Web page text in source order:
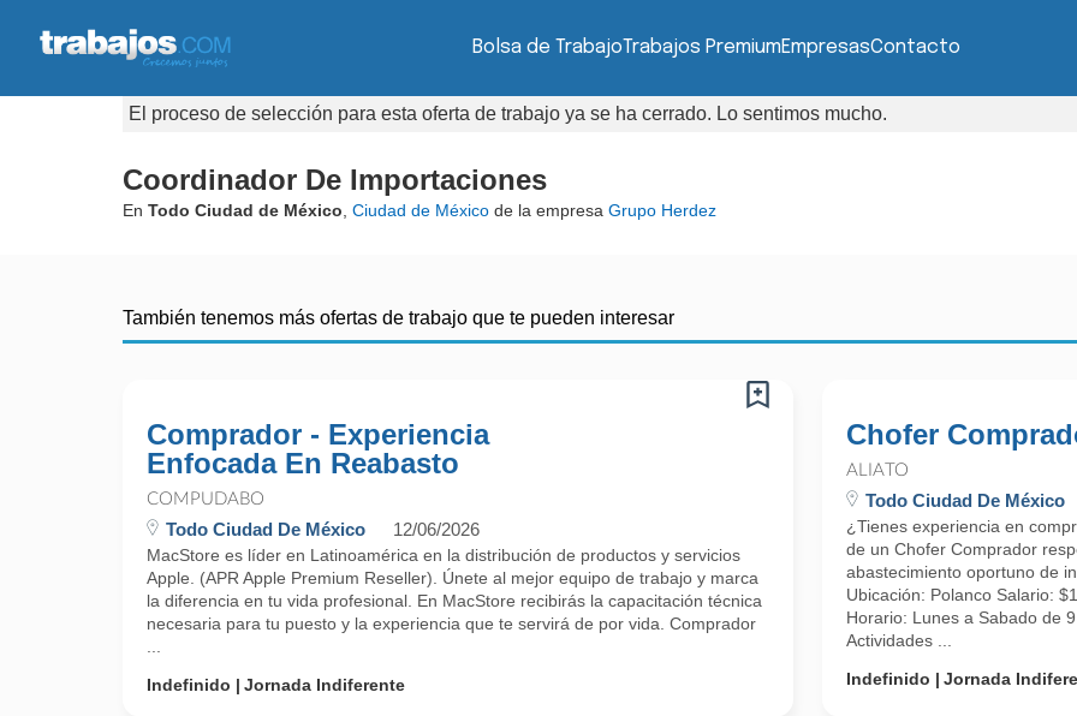
Bolsa de TrabajoTrabajos PremiumEmpresasContacto
El proceso de selección para esta oferta de trabajo ya se ha cerrado. Lo sentimos mucho.
Coordinador De Importaciones
En Todo Ciudad de México Ciudad de México de la empresa Grupo Herdez
También tenemos más ofertas de trabajo que te pueden interesar
Comprador - Experiencia
Enfocada En Reabasto
COMPUDABO
Todo Ciudad De México 12/06/2026
MacStore es líder en Latinoamérica en la distribución de productos y servicios
Apple. (APR Apple Premium Reseller). Únete al mejor equipo de trabajo y marca
la diferencia en tu vida profesional. En MacStore recibirás la capacitación técnica
necesaria para tu puesto y la experiencia que te servirá de por vida. Comprador
Indefinido
Jornada Indiferente
Chofer
ALIATO
Todo Ciudad De México
¿Tienes experiencia en
de un Chofer Comprador
abastecimiento oportuno de
Ubicación: Polanco Salario:
Horario: Lunes a Sabado de
Actividades ...
Indefinido
Jornada